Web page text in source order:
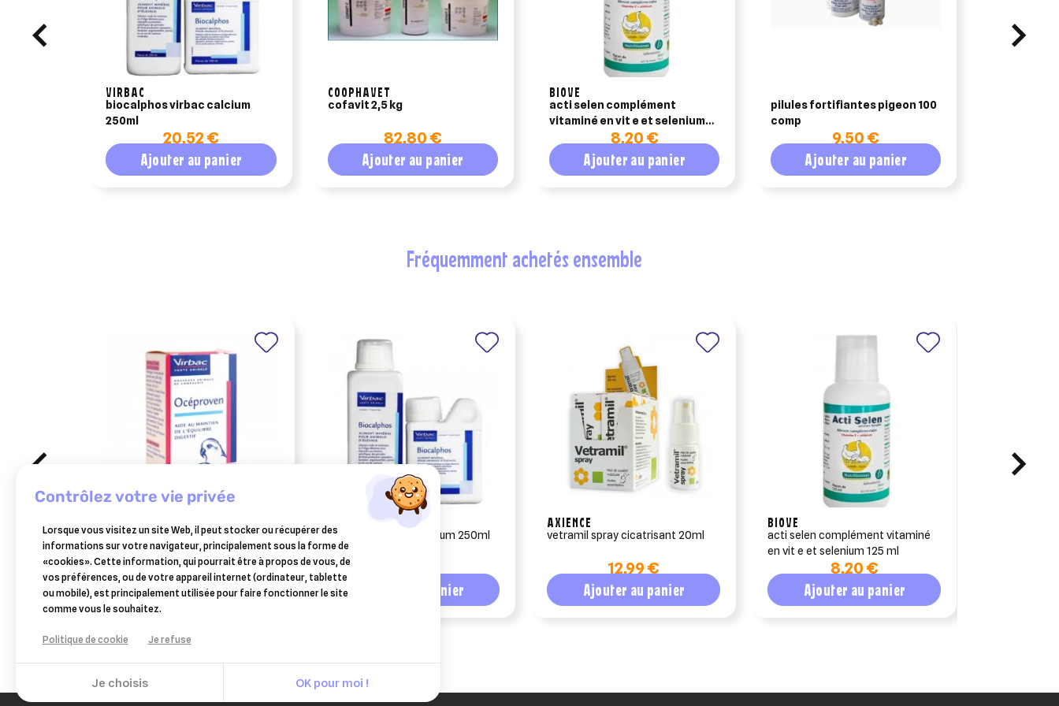
VIRBAC
biocalphos virbac calcium
250ml
20,52 €
Ajouter au panier
COOPHAVET
cofavit 2,5 kg
82,80 €
Ajouter au panier
BIOVE
acti selen complément
vitaminé en vit e et selenium
8,20 €
Ajouter au panier
pilules fortifiantes pigeon 100
comp
9,50 €
Ajouter au panier
fréquemment achetés ensemble
VIRBAC
oceproven 10 gr
12,80 €
Ajouter au panier
VIRBAC
biocalphos virbac calcium 250ml
Ajouter au panier
AXIENCE
vetramil spray cicatrisant 20ml
12,99 €
Ajouter au panier
BIOVE
acti selen complément vitaminé
en vit e et selenium 125 ml
8,20 €
Ajouter au panier
contrôlez votre vie privée
Lorsque vous visitez un site Web, il peut stocker ou récupérer des
informations sur votre navigateur, principalement sous la forme de
«cookies». Cette information, qui pourrait être à propos de vous, de
vos préférences, ou de votre appareil internet (ordinateur, tablette
ou mobile), est principalement utilisée pour faire fonctionner le site
comme vous le souhaitez.
Politique de cookie Je refuse
Je choisis OK pour moi !